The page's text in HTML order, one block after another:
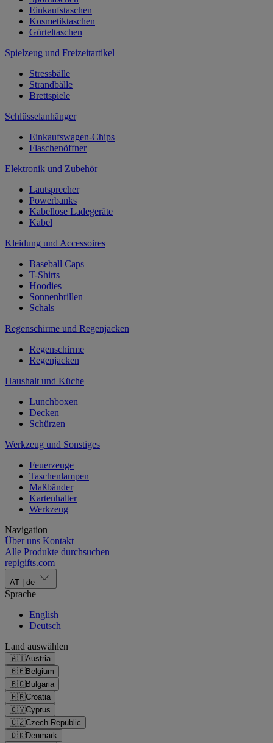
Einkaufstaschen
Kosmetiktaschen
Gürteltaschen
Spielzeug und Freizeitartikel
Stressbälle
Strandbälle
Brettspiele
Schlüsselanhänger
Einkaufswagen-Chips
Flaschenöffner
Elektronik und Zubehör
Lautsprecher
Powerbanks
Kabellose Ladegeräte
Kabel
Kleidung und Accessoires
Baseball Caps
T-Shirts
Hoodies
Sonnenbrillen
Schals
Regenschirme und Regenjacken
Regenschirme
Regenjacken
Haushalt und Küche
Lunchboxen
Decken
Schürzen
Werkzeug und Sonstiges
Feuerzeuge
Taschenlampen
Maßbänder
Kartenhalter
Werkzeug
Navigation
Über uns Kontakt
Alle Produkte durchsuchen
repigifts.com
AT de
Sprache
English
Deutsch
Land auswählen
🇦🇹Austria
🇧🇪Belgium
🇧🇬Bulgaria
🇭🇷Croatia
🇨🇾Cyprus
🇨🇿Czech Republic
🇩🇰Denmark